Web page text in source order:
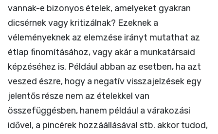
vannak-e bizonyos ételek, amelyeket gyakran
dicsérnek vagy kritizálnak? Ezeknek a
véleményeknek az elemzése irányt mutathat az
étlap finomításához, vagy akár a munkatársaid
képzéséhez is. Például abban az esetben, ha azt
veszed észre, hogy a negatív visszajelzések egy
jelentős része nem az ételekkel van
összefüggésben, hanem például a várakozási
idővel, a pincérek hozzáállásával stb. akkor tudod,